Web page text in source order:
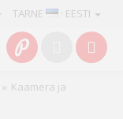
TARNE · EESTI
» Kaamera ja